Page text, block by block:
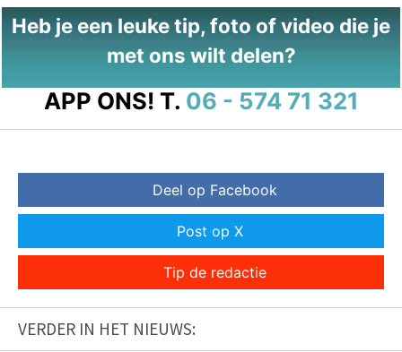
Heb je een leuke tip, foto of video die je
met ons wilt delen?
APP ONS! T. 06 - 574 71 321
Deel op Facebook
Post op X
Tip de redactie
VERDER IN HET NIEUWS: